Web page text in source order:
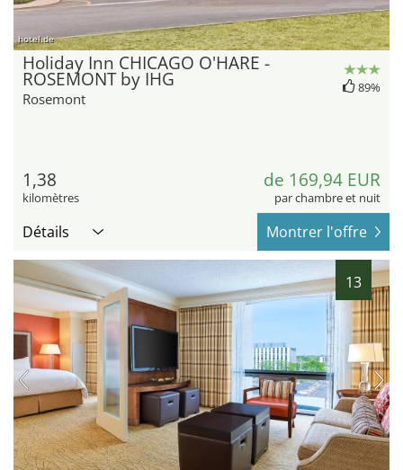
hotel.de
Holiday Inn CHICAGO O'HARE -
ROSEMONT by IHG
Rosemont
89%
1,38
kilomètres
de 169,94 EUR
par chambre et nuit
Détails Montrer l'offre
13